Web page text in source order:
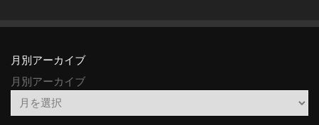
月別アーカイブ
月別アーカイブ